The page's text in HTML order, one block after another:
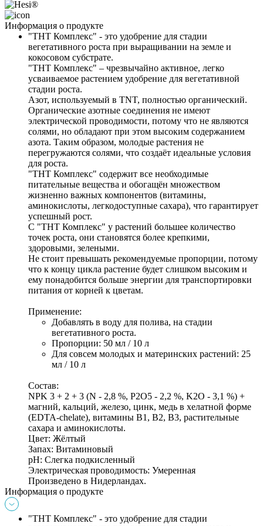
Информация о продукте
"ТНТ Комплекс" - это удобрение для стадии
вегетативного роста при выращивании на земле и
кокосовом субстрате.
"ТНТ Комплекс" – чрезвычайно активное, легко
усваиваемое растением удобрение для вегетативной
стадии роста.
Азот, используемый в TNT, полностью органический.
Органические азотные соединения не имеют
электрической проводимости, потому что не являются
солями, но обладают при этом высоким содержанием
азота. Таким образом, молодые растения не
перегружаются солями, что создаёт идеальные условия
для роста.
"ТНТ Комплекс" содержит все необходимые
питательные вещества и обогащён множеством
жизненно важных компонентов (витамины,
аминокислоты, легкодоступные сахара), что гарантирует
успешный рост.
С "ТНТ Комплекс" у растений большее количество
точек роста, они становятся более крепкими,
здоровыми, зелеными.
Не стоит превышать рекомендуемые пропорции, потому
что к концу цикла растение будет слишком высоким и
ему понадобится больше энергии для транспортировки
питания от корней к цветам.
Применение:
Добавлять в воду для полива, на стадии
вегетативного роста.
Пропорции: 50 мл / 10 л
Для совсем молодых и материнских растений: 25
мл / 10 л
Состав:
NPK 3 + 2 + 3 (N - 2,8 %, P2O5 - 2,2 %, K2O - 3,1 %) +
магний, кальций, железо, цинк, медь в хелатной форме
(EDTA-chelate), витамины B1, B2, B3, растительные
сахара и аминокислоты.
Цвет: Жёлтый
Запах: Витаминовый
pH: Слегка подкисленный
Электрическая проводимость: Умеренная
Произведено в Нидерландах.
Информация о продукте
"ТНТ Комплекс" - это удобрение для стадии